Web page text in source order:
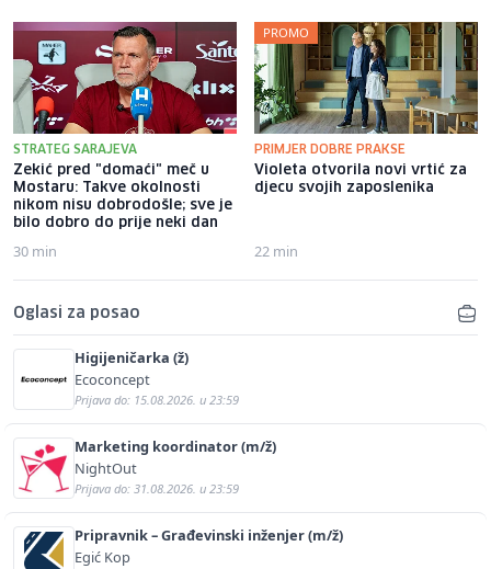
STRATEG SARAJEVA
Zekić pred "domaći" meč u
Mostaru: Takve okolnosti
nikom nisu dobrodošle; sve je
bilo dobro do prije neki dan
30 min
PROMO
PRIMJER DOBRE PRAKSE
Violeta otvorila novi vrtić za
djecu svojih zaposlenika
22 min
Oglasi za posao
Higijeničarka (ž)
Ecoconcept
Prijava do: 15.08.2026. u 23:59
Marketing koordinator (m/ž)
NightOut
Prijava do: 31.08.2026. u 23:59
Pripravnik – Građevinski inženjer (m/ž)
Egić Kop